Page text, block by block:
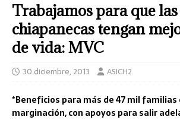
Trabajamos para que
chiapanecas tengan
de vida: MVC
30 diciembre, 2013 ASICH2
*Beneficios para más de 47 mil
marginación, con apoyos para salir